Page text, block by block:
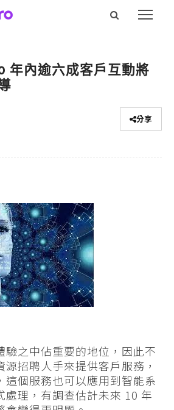
年內逾六成客戶互動將
分享
驗之中佔重要的地位，因此不
招聘人手來提供客戶服務，
這個服務也可以應用到智能系
處理，有調查估計未來 10 年